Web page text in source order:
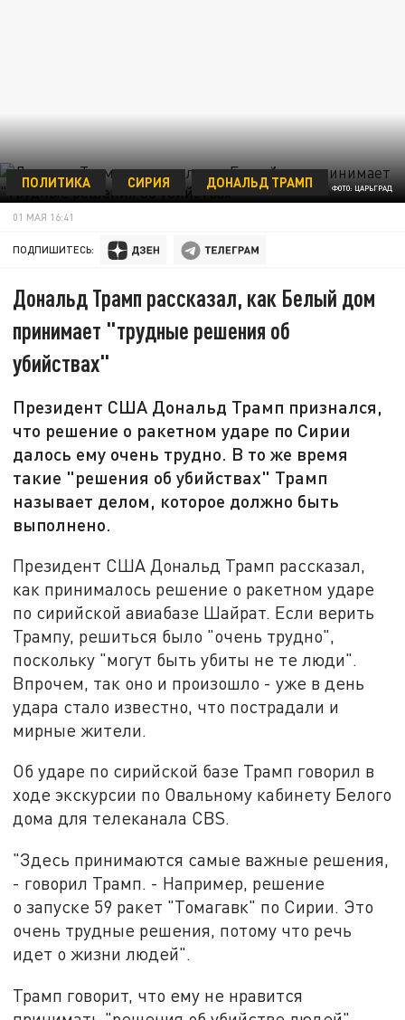
ФОТО: ЦАРЬГРАД
ПОЛИТИКА СИРИЯ ДОНАЛЬД ТРАМП
01 МАЯ 16:41
ПОДПИШИТЕСЬ:
Дональд Трамп рассказал, как Белый дом
принимает "трудные решения об
убийствах"
Президент США Дональд Трамп признался,
что решение о ракетном ударе по Сирии
далось ему очень трудно. В то же время
такие "решения об убийствах" Трамп
называет делом, которое должно быть
выполнено.
Президент США Дональд Трамп рассказал,
как принималось решение о ракетном ударе
по сирийской авиабазе Шайрат. Если верить
Трампу, решиться было "очень трудно",
поскольку "могут быть убиты не те люди".
Впрочем, так оно и произошло - уже в день
удара стало известно, что пострадали и
мирные жители.
Об ударе по сирийской базе Трамп говорил в
ходе экскурсии по Овальному кабинету Белого
дома для телеканала CBS.
"Здесь принимаются самые важные решения,
- говорил Трамп. - Например, решение
о запуске 59 ракет "Томагавк" по Сирии. Это
очень трудные решения, потому что речь
идет о жизни людей".
Трамп говорит, что ему не нравится